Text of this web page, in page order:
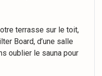
terrasse sur le toit,
Board, d’une salle
oublier le sauna pour